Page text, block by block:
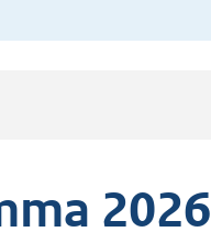
2026